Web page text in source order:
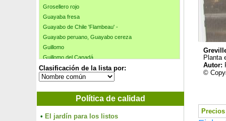
Grosellero rojo
Guayaba fresa
Guayabo de Chile 'Flambeau' -
Guayabo peruano, Guayabo cereza
Guillomo
Guillomo del Canadá
Gunnera de Magellan
Hakonechloa macra
Hamamelis 'Arnold Promise'
Hamamelis 'Diane'
Hamamelis 'Feuerzauber'
Clasificación de la lista por:
Política de calidad
• El jardín para los listos
Planta
Autor:
©